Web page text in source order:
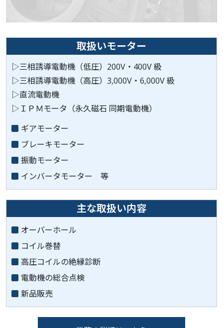
取扱いモーター
▷三相誘導電動機（低圧）200V・400V 級
▷三相誘導電動機（高圧）3,000V・6,000V 級
▷直流電動機
▷ＩＰＭモータ（永久磁石 同期電動機）
ギアモーター
ブレーキモーター
振動モーター
インバータモーター 等
主な取扱い内容
オーバーホール
コイル巻替
高圧コイルの絶縁診断
電動機の総合点検
新品販売